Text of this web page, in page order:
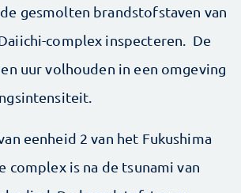
gesmolten brandstofstaven van
complex inspecteren. De
uur volhouden in een omgeving
eenheid 2 van het Fukushima
complex is na de tsunami van